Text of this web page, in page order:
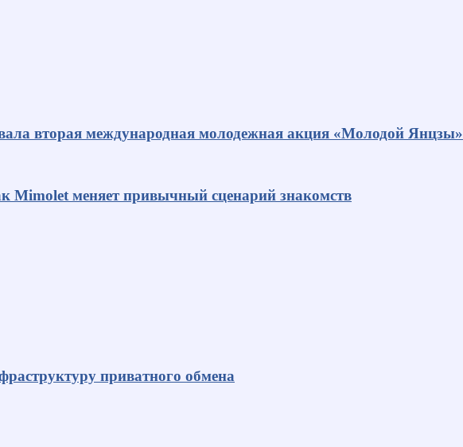
вторая международная молодежная акция «Молодой Янцзы»
Mimolet меняет привычный сценарий знакомств
приватного обмена